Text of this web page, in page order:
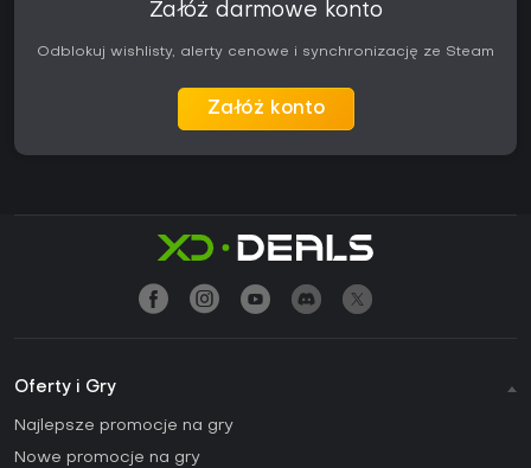
Załóż darmowe konto
Odblokuj wishlisty, alerty cenowe i synchronizację ze Steam
Załóż konto
Oferty i Gry
Najlepsze promocje na gry
Nowe promocje na gry